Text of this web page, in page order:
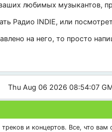
любимых музыкантов,
Радио INDIE, или
на него, то просто
Thu Aug 06 2026 08:54:07
и концертов. Все, что вам